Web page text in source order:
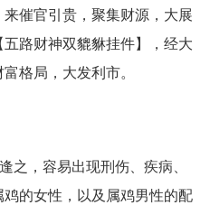
催官引贵，聚集财源，大展
路财神双貔貅挂件】，经大
格局，大发利市。
，容易出现刑伤、疾病、
的女性，以及属鸡男性的配